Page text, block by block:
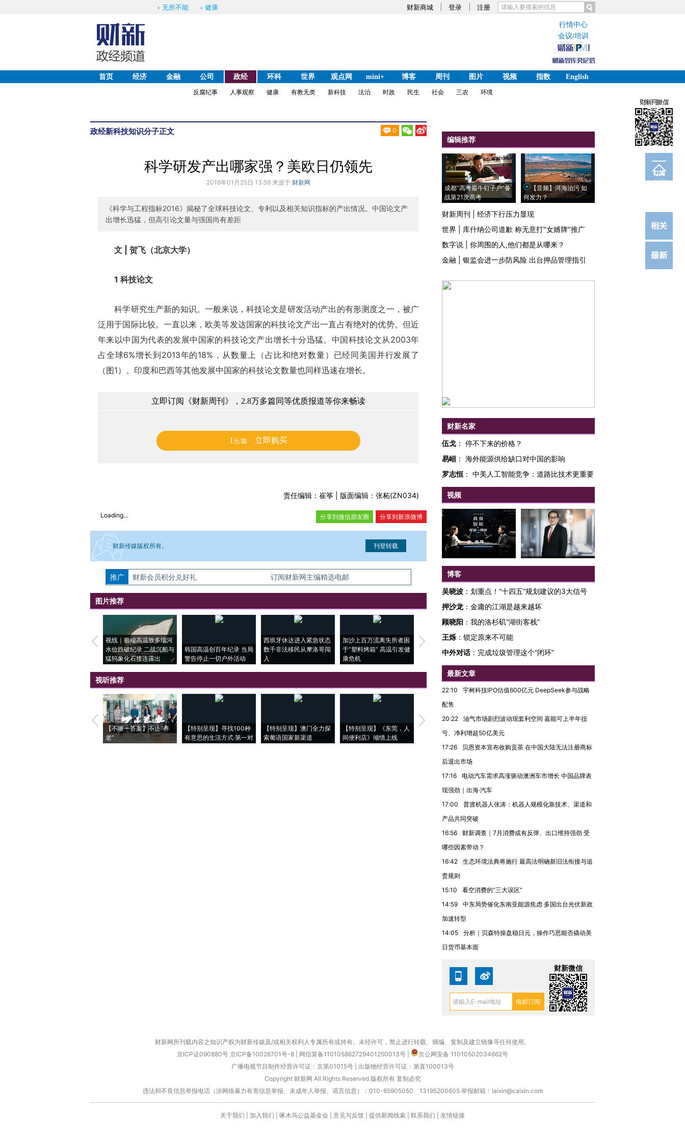
财新商城 登录 注册
无所不能 健康
行情中心
会议/培训
首页 经济 金融 公司 政经 环科 世界 观点网 mini+ 博客 周刊 图片 视频 指数
English
反腐纪事
人事观察 健康 有教无类 新科技 法治 时政 民生 社会 三农 环境
政经新科技知识分子正文 0
订阅
电邮
科学研发产出哪家强？美欧日仍领先
2016年01月25日 13:59 来源于 财新网
《科学与工程指标2016》揭秘了全球科技论文、专利以及相关知识指标的产出情况。中国论文产
出增长迅猛，但高引论文量与强国尚有差距
文 | 贺飞（北京大学）
1 科技论文
科学研究生产新的知识。一般来说，科技论文是研发活动产出的有形测度之一，被广
泛用于国际比较。一直以来，欧美等发达国家的科技论文产出一直占有绝对的优势。但近
年来以中国为代表的发展中国家的科技论文产出增长十分迅猛。中国科技论文从2003年
占全球6%增长到2013年的18%，从数量上（占比和绝对数量）已经同美国并行发展了
（图1）。印度和巴西等其他发展中国家的科技论文数量也同样迅速在增长。
立即订阅《财新周刊》，2.8万多篇同等优质报道等你来畅读
1 元/篇 立即购买
责任编辑：崔筝 | 版面编辑：张柘(ZN034)
Loading... 分享到新浪微博
分享到微信朋友圈
财新传媒版权所有。
如需刊登转载请点击右侧按钮，提交相关信息。经确认即可刊登转载。
推广 财新会员积分兑好礼 订阅财新网主编精选电邮
图片推荐
视线｜极端高温致多瑙河
水位跌破纪录 二战沉船与
猛犸象化石接连露出
韩国高温创百年纪录 当局
警告停止一切户外活动
西班牙休达进入紧急状态
数千非法移民从摩洛哥闯
入
加沙上百万流离失所者困
于“塑料烤箱” 高温引发健
康危机
视线｜HYROX的吸金
术：是什么让中产们甘
心“花钱找虐”？
马航飞行员跨国走私7万
粒摇头丸 尿检体内含3种
毒品
视听推荐
【不唯一答案】不止“养
老”
【特别呈现】寻找100种
有意思的生活方式·第一对
【特别呈现】澳门全力探
索葡语国家新渠道
【特别呈现】《东莞，人
间便利店》倾情上线
【推广】走进第四届链博
会，让数智科技“链”接产
【特别呈现】寻找100种
有意思的生活方式·第三对
【商旅对话】华住集团
编辑推荐
成都“高考最牛钉子户”备
战第21次高考
【音频】洱海治污 如
何发力？
财新周刊
经济下行压力显现
世界
库什纳公司道歉 称无意打"女婿牌"推广
数字说
你周围的人,他们都是从哪来？
金融
银监会进一步防风险 出台押品管理指引
财新名家
伍戈 ： 停不下来的价格？
易峘 ： 海外能源供给缺口对中国的影响
罗志恒 ： 中美人工智能竞争：道路比技术更重要
视频
博客
吴晓波 ： 划重点！“十四五”规划建议的3大信号
押沙龙 ： 金庸的江湖是越来越坏
顾晓阳 ： 我的洛杉矶“湖街客栈”
王烁 ： 锁定原来不可能
中外对话： 完成垃圾管理这个“闭环”
最新文章
22:10
宇树科技IPO估值600亿元 DeepSeek参与战略
配售
20:22
油气市场剧烈波动现套利空间 嘉能可上半年扭
亏、净利增超50亿美元
17:26
贝恩资本宣布收购贡茶 在中国大陆无法注册商标
后退出市场
17:16
电动汽车需求高涨驱动澳洲车市增长 中国品牌表
现强劲｜出海·汽车
17:00
普渡机器人张涛：机器人规模化靠技术、渠道和
产品共同突破
16:56
财新调查｜7月消费或有反弹、出口维持强劲 受
哪些因素带动？
16:42
生态环境法典将施行 最高法明确新旧法衔接与追
责规则
15:10
看空消费的“三大误区”
14:59
中东局势催化东南亚能源焦虑 多国出台光伏新政
加速转型
14:05
分析｜贝森特操盘稳日元，操作巧思能否撬动美
日货币基本面
财新微信
财新网所刊载内容之知识产权为财新传媒及/或相关权利人专属所有或持有。未经许可，禁止进行转载、摘编、复制及建立镜像等任何使用。
京ICP证090880号 京ICP备10026701号-8 网信算备110105862729401250013号
京公网安备 11010502034662号
广播电视节目制作经营许可证：京第01015号| 出版物经营许可证：第直100013号
Copyright 财新网 All Rights Reserved 版权所有 复制必究
违法和不良信息举报电话（涉网络暴力有害信息举报、未成年人举报、谣言信息）：010-85905050 13195200605 举报邮箱：laixin@caixin.com
关于我们 加入我们 啄木鸟公益基金会 意见与反馈 提供新闻线索 联系我们 友情链接